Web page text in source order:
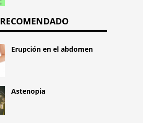
RECOMENDADO
Erupción en el abdomen
Astenopia